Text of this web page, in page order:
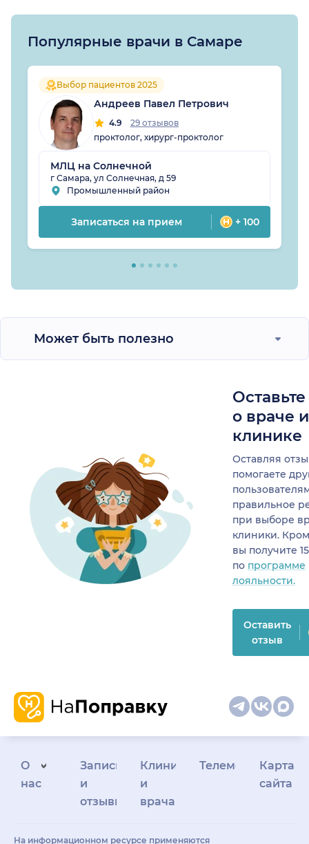
Популярные врачи в Самаре
Выбор пациентов 2025
Андреев Павел Петрович
4.9
29 отзывов
проктолог, хирург-проктолог
МЛЦ на Солнечной
г Самара, ул Солнечная, д 59
Промышленный район
Записаться на прием + 100
Может быть полезно
о враче
клинике
Оставляя
помогаете
правильное
при выборе
клиники.
вы получите
по программе
лояльности.
Оставить
отзыв
О
нас
Запись
и
отзывы
Клиникам
и
врачам
Телемедицина
Карта
сайта
На информационном ресурсе применяются